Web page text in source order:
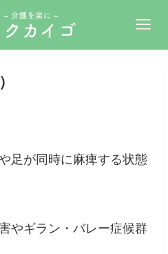
足が同時に麻痺する状態
やギラン・バレー症候群